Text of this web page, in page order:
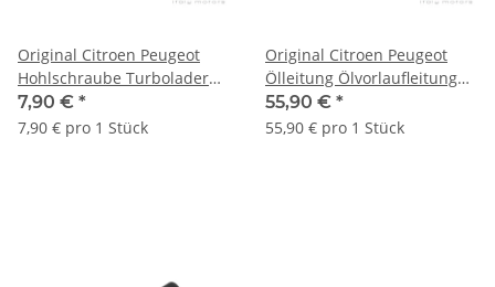
Original Citroen Peugeot
Hohlschraube Turbolader
Ölleitung M10X1.0 0376.46
7,90 € *
7,90 € pro 1 Stück
Original Citroen Peugeot
Ölleitung Ölvorlaufleitung
Turbolader 0379.62
55,90 € *
55,90 € pro 1 Stück